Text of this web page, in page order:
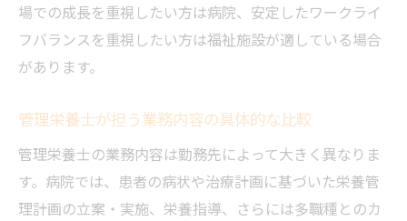
場での成長を重視したい方は病院、安定したワークライ
フバランスを重視したい方は福祉施設が適している場合
があります。
管理栄養士が担う業務内容の具体的な比較
管理栄養士の業務内容は勤務先によって大きく異なりま
す。病院では、患者の病状や治療計画に基づいた栄養管
理計画の立案・実施、栄養指導、さらには多職種とのカ